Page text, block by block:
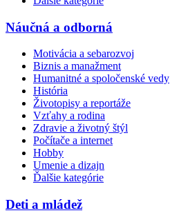
Náučná a odborná
Motivácia a sebarozvoj
Biznis a manažment
Humanitné a spoločenské vedy
História
Životopisy a reportáže
Vzťahy a rodina
Zdravie a životný štýl
Počítače a internet
Hobby
Umenie a dizajn
Ďalšie kategórie
Deti a mládež